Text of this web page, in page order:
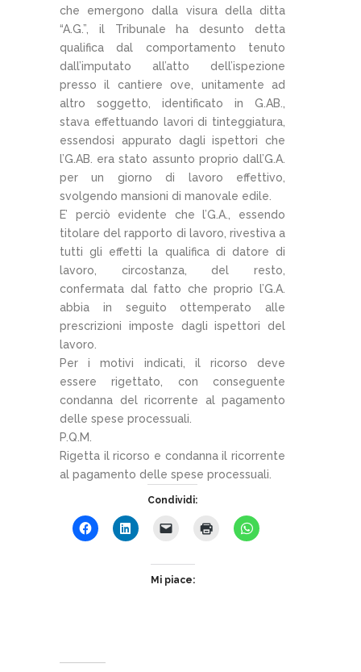
che emergono dalla visura della ditta
“A.G.”, il Tribunale ha desunto detta
qualifica dal comportamento tenuto
dall’imputato all’atto dell’ispezione
presso il cantiere ove, unitamente ad
altro soggetto, identificato in G.AB.,
stava effettuando lavori di tinteggiatura,
essendosi appurato dagli ispettori che
l’G.AB. era stato assunto proprio dall’G.A.
per un giorno di lavoro effettivo,
svolgendo mansioni di manovale edile.
E’ perciò evidente che l’G.A., essendo
titolare del rapporto di lavoro, rivestiva a
tutti gli effetti la qualifica di datore di
lavoro, circostanza, del resto,
confermata dal fatto che proprio l’G.A.
abbia in seguito ottemperato alle
prescrizioni imposte dagli ispettori del
lavoro.
Per i motivi indicati, il ricorso deve
essere rigettato, con conseguente
condanna del ricorrente al pagamento
delle spese processuali.
P.Q.M.
Rigetta il ricorso e condanna il ricorrente
al pagamento delle spese processuali.
Condividi:
Mi piace: